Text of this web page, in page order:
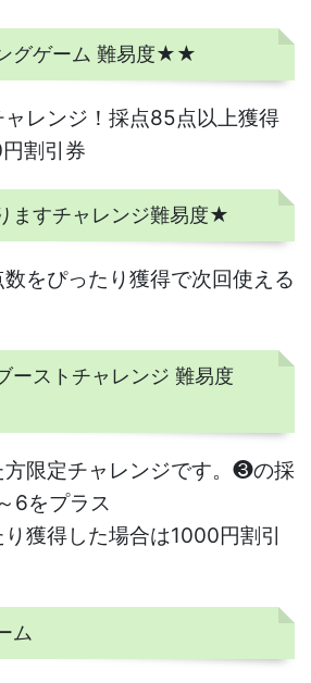
グゲーム 難易度★★
レンジ！採点85点以上獲得
割引券
ますチャレンジ難易度★
をぴったり獲得で次回使える
ーストチャレンジ 難易度
限定チャレンジです。❸の採
6をプラス
獲得した場合は1000円割引
ム